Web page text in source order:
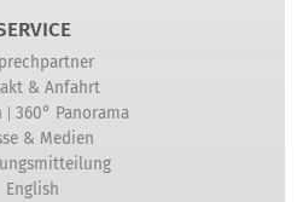
& Anfahrt
| 360° Panorama
& Medien
English